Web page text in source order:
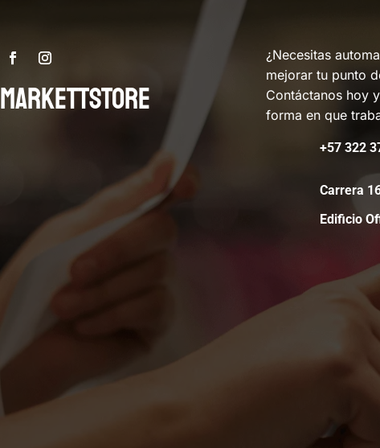
MARKETTSTORE
¿Necesitas
mejorar tu punto
Contáctanos hoy
forma en que
+57 322
Carrera
Edificio